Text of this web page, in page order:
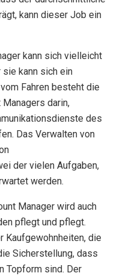
kann dieser Job ein
kann sich vielleicht
sie kann sich ein
Fahren besteht die
darin,
des
Das Verwalten von
der vielen Aufgaben,
werden.
Manager wird auch
pflegt und pflegt.
Kaufgewohnheiten, die
Sicherstellung, dass
Topform sind. Der